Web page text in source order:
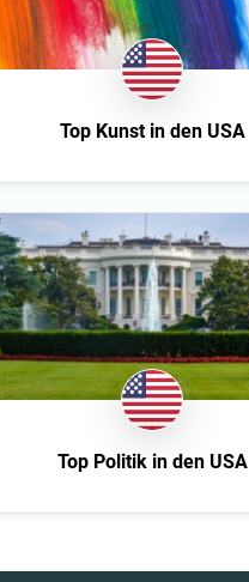
Mexico
New Zealand
Österreich
Rumänien
Saudi Arabia
Schweden
Spain
Südafrika
United Arab
Top Kunst in den USA
Top Politik in den USA